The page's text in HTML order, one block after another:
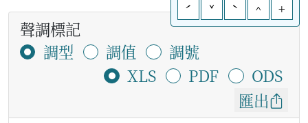
ˊ
ˇ ˋ ^ +
聲調標記
調型
調值
調號
XLS
PDF
ODS
匯出